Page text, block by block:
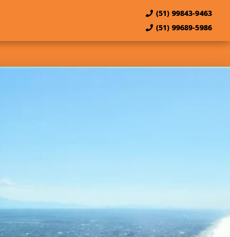
(51) 99843-9463
(51) 99689-5986